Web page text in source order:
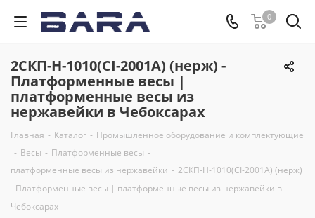
0
2СКП-Н-1010(CI-2001A) (нерж) -
Платформенные весы |
платформенные весы из
нержавейки в Чебоксарах
Главная - Каталог - Промышленное оборудование и комплектующие
- Весы - Платформенные весы -
платформенные весы из нержавейки - 2СКП-Н-1010(CI-2001A) (нерж)
- Платформенные весы | платформенные весы из нержавейки в
Чебоксарах